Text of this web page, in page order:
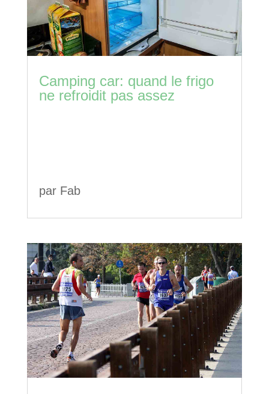
Camping car: quand le frigo
ne refroidit pas assez
par Fab